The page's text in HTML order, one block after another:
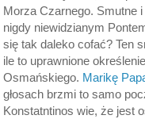
Morza Czarnego. Smutne
nigdy niewidzianym
się tak daleko cofać? Ten
ile to uprawnione
Osmańskiego. Marikę
głosach brzmi to samo
Konstatntinos wie, że jest